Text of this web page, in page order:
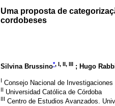
Uma proposta de
cordobeses
Silvina Brussino*, I, II, III ; Hugo
I Consejo Nacional de
II Universidad Católica de Córdoba
III Centro de Estudios Avanzados.